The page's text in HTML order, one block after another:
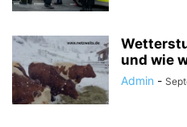
und wie
Admin -